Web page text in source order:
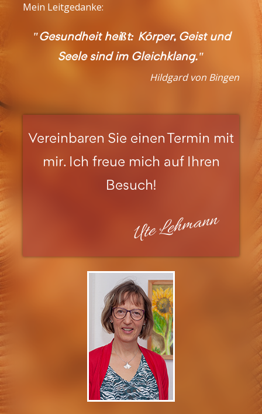
Mein Leitgedanke:
"Gesundheit heißt: Körper, Geist und
Seele sind im Gleichklang."
Hildgard von Bingen
Vereinbaren Sie einen Termin mit
mir. Ich freue mich auf Ihren
Besuch!
Ute Lehmann